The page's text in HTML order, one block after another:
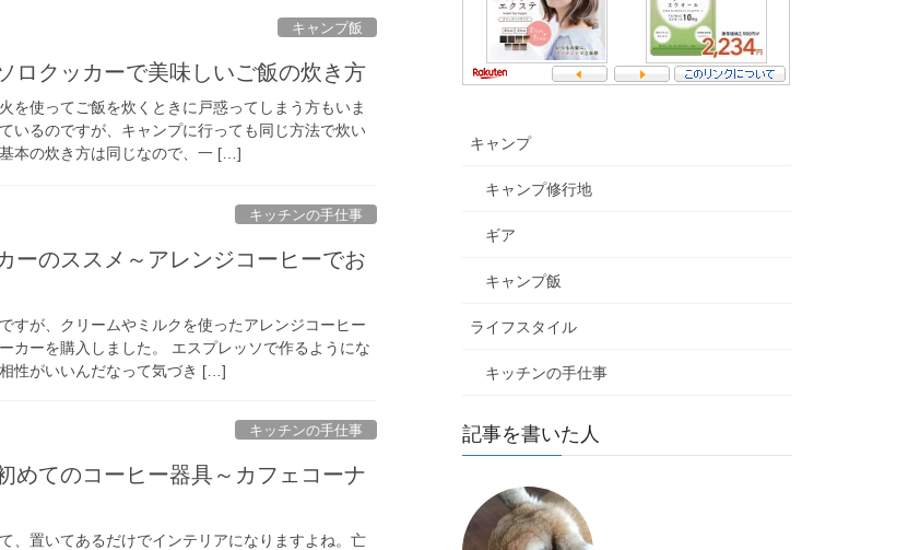
キャンプ飯
ロクッカーで美味しいご飯の炊き方
を使ってご飯を炊くときに戸惑ってしまう方もいま
いるのですが、キャンプに行っても同じ方法で炊い
本の炊き方は同じなので、一 […]
キッチンの手仕事
ーのススメ～アレンジコーヒーでお
すが、クリームやミルクを使ったアレンジコーヒー
カーを購入しました。 エスプレッソで作るようにな
性がいいんだなって気づき […]
キッチンの手仕事
めてのコーヒー器具～カフェコーナ
、置いてあるだけでインテリアになりますよね。亡
キャンプ
キャンプ修行地
ギア
キャンプ飯
ライフスタイル
キッチンの手仕事
記事を書いた人